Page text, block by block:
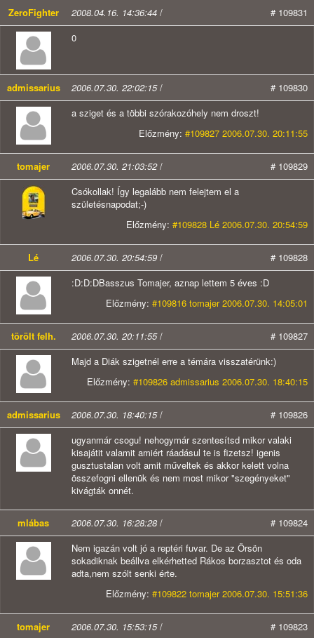
ZeroFighter
2008.04.16. 14:36:44 /
# 109831
0
admissarius 2006.07.30. 22:02:15/
# 109830
a sziget és a többi szórakozóhely nem droszt!
Előzmény: #109827 2006.07.30. 20:11:55
tomajer 2006.07.30. 21:03:52/
# 109829
Csókollak! Így legalább nem felejtem el a
születésnapodat;-)
Előzmény: #109828 Lé 2006.07.30. 20:54:59
Lé 2006.07.30. 20:54:59 /
# 109828
:D:D:DBasszus Tomajer, aznap lettem 5 éves :D
Előzmény: #109816 tomajer 2006.07.30. 14:05:01
törölt felh. 2006.07.30. 20:11:55/
# 109827
Majd a Diák szigetnél erre a témára visszatérünk:)
Előzmény: #109826 admissarius 2006.07.30. 18:40:15
admissarius 2006.07.30. 18:40:15/
# 109826
ugyanmár csogu! nehogymár szentesítsd mikor valaki
kisajátit valamit amiért ráadásul te is fizetsz! igenis
gusztustalan volt amit műveltek és akkor kelett volna
összefogni ellenük és nem most mikor "szegényeket"
kivágták onnét.
mlábas 2006.07.30. 16:28:28 /
# 109824
Nem igazán volt jó a reptéri fuvar. De az Örsön
sokadiknak beállva elkérhetted Rákos borzasztot és oda
adta,nem szólt senki érte.
Előzmény: #109822 tomajer 2006.07.30. 15:51:36
tomajer 2006.07.30. 15:53:15/
# 109823